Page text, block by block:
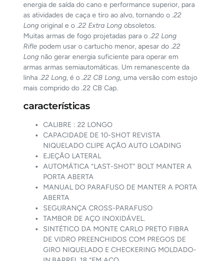
energia de saída do cano e performance superior, para
as atividades de caça e tiro ao alvo, tornando o.22
Long original e o.22 Extra Long obsoletos.
Muitas armas de fogo projetadas para o.22 Long
Rifle podem usar o cartucho menor, apesar do.22
Long não gerar energia suficiente para operar em
armas armas semiautomáticas. Um remanescente da
linha.22 Long, é o.22 CB Long, uma versão com estojo
mais comprido do .22 CB Cap.
características
CALIBRE : 22 LONGO
CAPACIDADE DE 10-SHOT REVISTA
NIQUELADO CLIPE AÇÃO AUTO LOADING
EJEÇÃO LATERAL
AUTOMÁTICA “LAST-SHOT” BOLT MANTER A
PORTA ABERTA
MANUAL DO PARAFUSO DE MANTER A PORTA
ABERTA
SEGURANÇA CROSS-PARAFUSO
TAMBOR DE AÇO INOXIDÁVEL.
SINTÉTICO DA MONTE CARLO PRETO FIBRA
DE VIDRO PREENCHIDOS COM PREGOS DE
GIRO NIQUELADO E CHECKERING MOLDADO-